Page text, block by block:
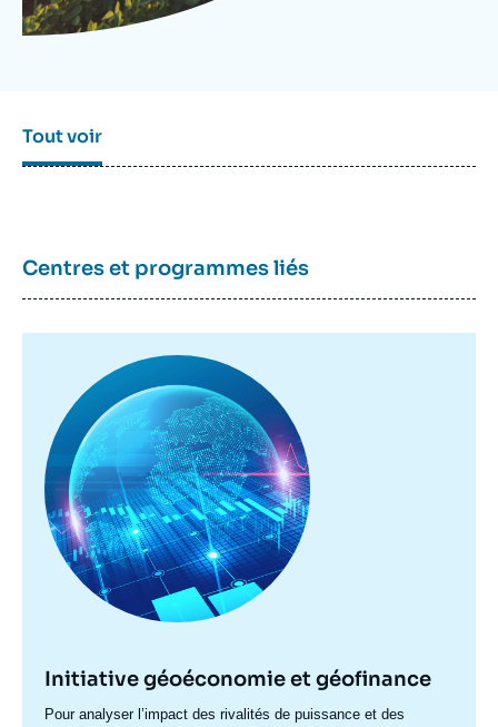
Tout voir
Centres et programmes liés
principale
Initiative géoéconomie et géofinance
Accroche
Pour analyser l’impact des rivalités de puissance et des